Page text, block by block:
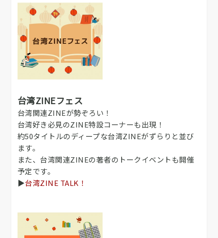
台湾ZINEフェス
台湾関連ZINEが勢ぞろい！
台湾好き必見のZINE特設コーナーも出現！
約50タイトルのディープな台湾ZINEがずらりと並び
ます。
また、台湾関連ZINEの著者のトークイベントも開催
予定です。
▶台湾ZINE TALK！